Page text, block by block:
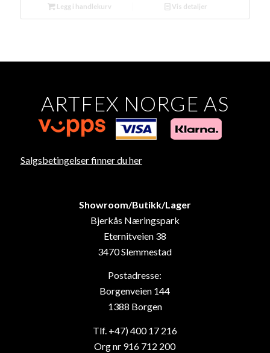
Legg i handlekurv Vis detaljer
ARTFEX NORGE AS
Salgsbetingelser finner du her
Showroom/Butikk/Lager
Bjerkås Næringspark
Eternitveien 38
3470 Slemmestad
Postadresse:
Borgenveien 144
1388 Borgen
Tlf. +47) 400 17 216
Org nr 916 712 200